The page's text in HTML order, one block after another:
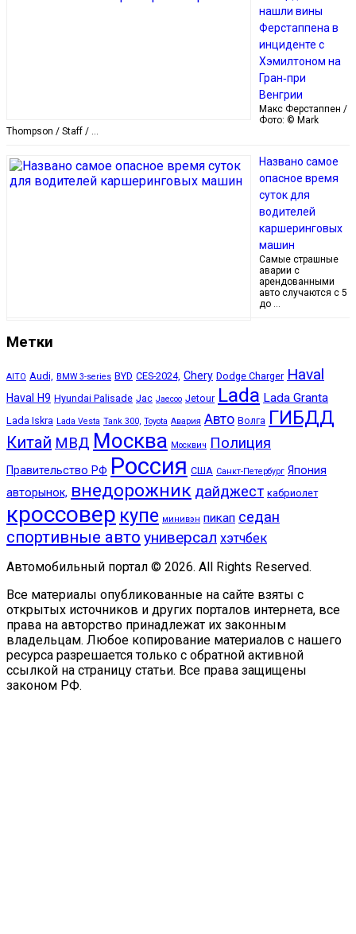
нашли вины
Ферстаппена в
инциденте с
Хэмилтоном на
Гран‑при
Венгрии
Макс Ферстаппен /
Фото: © Mark
Thompson / Staff / …
Названо самое
опасное время
суток для
водителей
каршеринговых
машин
Самые страшные
аварии с
арендованными
авто случаются с 5
до …
Метки
AITO Audi, BMW 3-series BYD CES-2024, Chery Dodge Charger Haval
Haval H9 Hyundai Palisade Jac Jaecoo Jetour Lada Lada Granta
Lada Iskra Lada Vesta Tank 300, Toyota Авария Авто Волга ГИБДД
Китай МВД Москва Москвич Полиция
Правительство РФ Россия США Санкт-Петербург Япония
авторынок, внедорожник дайджест кабриолет
кроссовер купе минивэн пикап седан
спортивные авто универсал хэтчбек
Автомобильный портал © 2026. All Rights Reserved.
Все материалы опубликованные на сайте взяты с
открытых источников и других порталов интернета, все
права на авторство принадлежат их законным
владельцам. Любое копирование материалов с нашего
ресурса разрешается только с обратной активной
ссылкой на страницу статьи. Все права защищены
законом РФ.